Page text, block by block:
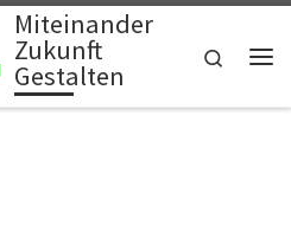
Miteinander
Zukunft
Gestalten
Search